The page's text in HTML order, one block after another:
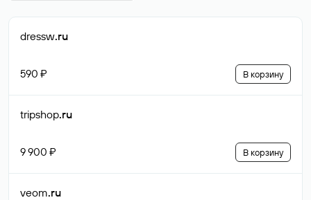
dressw.ru
590 ₽ В корзину
tripshop.ru
9 900 ₽ В корзину
veom.ru